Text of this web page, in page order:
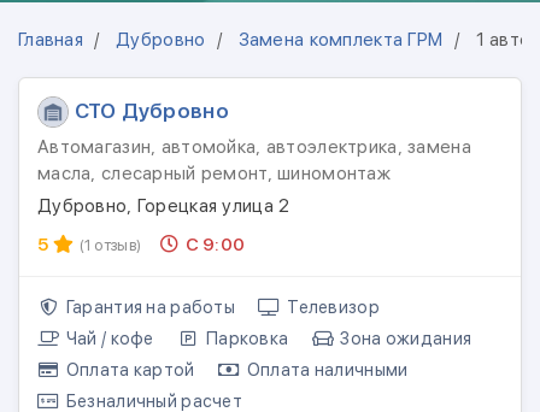
Главная Дубровно Замена комплекта ГРМ 1
СТО Дубровно
Автомагазин, автомойка, автоэлектрика, замена
масла, слесарный ремонт, шиномонтаж
Дубровно, Горецкая улица 2
5
(1 отзыв) С 9:00
Гарантия на работы
Телевизор
Чай / кофе
Парковка
Зона ожидания
Оплата картой
Оплата наличными
Безналичный расчет